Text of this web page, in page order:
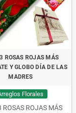
ROSAS ROJAS MÁS
Y GLOBO DÍA DE LAS
MADRES
Florales
ROSAS ROJAS MÁS